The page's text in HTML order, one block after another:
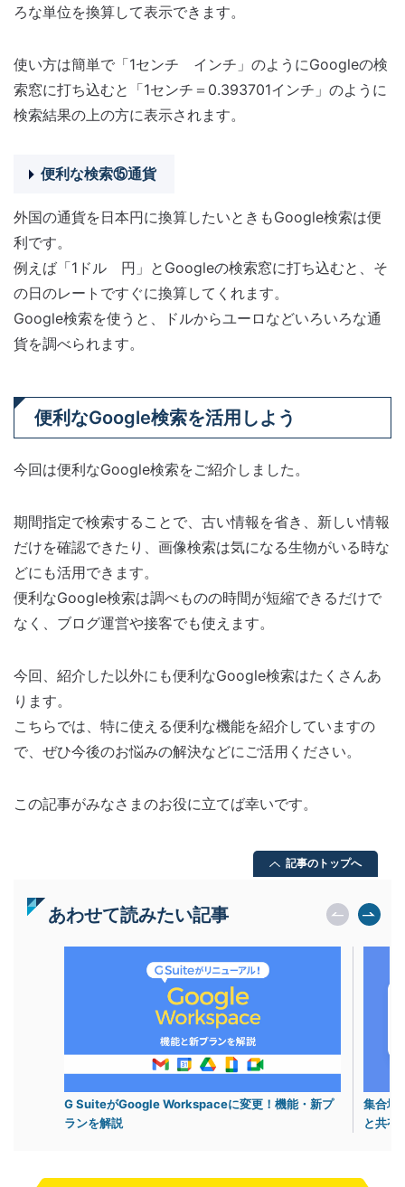
ろな単位を換算して表示できます。
使い方は簡単で「1センチ インチ」のようにGoogleの検
索窓に打ち込むと「1センチ＝0.393701インチ」のように
検索結果の上の方に表示されます。
便利な検索⑮通貨
外国の通貨を日本円に換算したいときもGoogle検索は便
利です。
例えば「1ドル 円」とGoogleの検索窓に打ち込むと、そ
の日のレートですぐに換算してくれます。
Google検索を使うと、ドルからユーロなどいろいろな通
貨を調べられます。
便利なGoogle検索を活用しよう
今回は便利なGoogle検索をご紹介しました。
期間指定で検索することで、古い情報を省き、新しい情報
だけを確認できたり、画像検索は気になる生物がいる時な
どにも活用できます。
便利なGoogle検索は調べものの時間が短縮できるだけで
なく、ブログ運営や接客でも使えます。
今回、紹介した以外にも便利なGoogle検索はたくさんあ
ります。
こちらでは、特に使える便利な機能を紹介していますの
で、ぜひ今後のお悩みの解決などにご活用ください。
この記事がみなさまのお役に立てば幸いです。
記事のトップへ
あわせて読みたい記事
G SuiteがGoogle Workspaceに変更！機能・新プ
ランを解説
集合場
と共有